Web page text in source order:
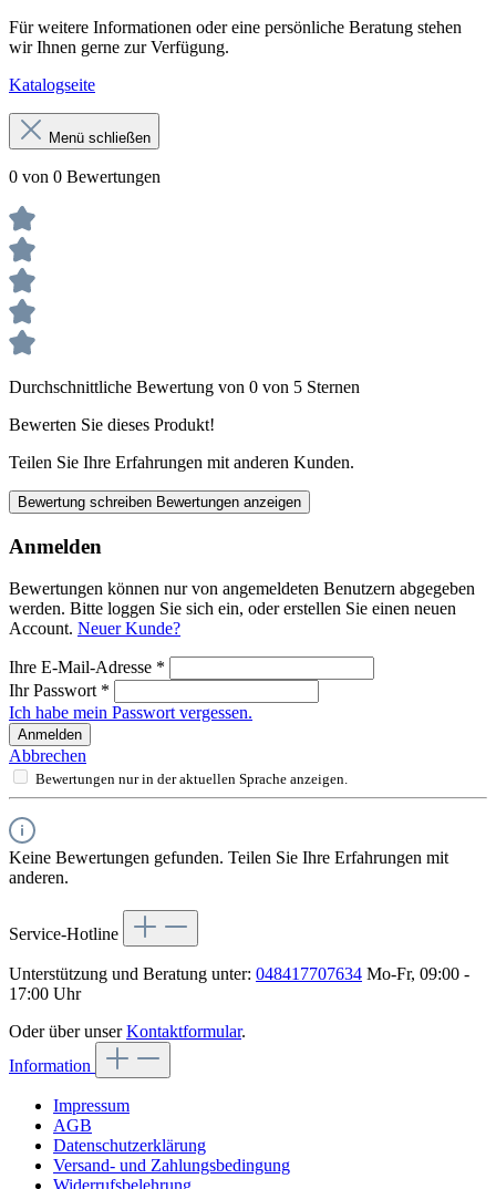
Für weitere Informationen oder eine persönliche Beratung stehen
wir Ihnen gerne zur Verfügung.
Katalogseite
Menü schließen
0 von 0 Bewertungen
Durchschnittliche Bewertung von 0 von 5 Sternen
Bewerten Sie dieses Produkt!
Teilen Sie Ihre Erfahrungen mit anderen Kunden.
Bewertung schreiben Bewertungen anzeigen
Anmelden
Bewertungen können nur von angemeldeten Benutzern abgegeben
werden. Bitte loggen Sie sich ein, oder erstellen Sie einen neuen
Account. Neuer Kunde?
Ihre E-Mail-Adresse *
Ihr Passwort *
Ich habe mein Passwort vergessen.
Anmelden
Abbrechen
Bewertungen nur in der aktuellen Sprache anzeigen.
Keine Bewertungen gefunden. Teilen Sie Ihre Erfahrungen mit
anderen.
Service-Hotline
Unterstützung und Beratung unter: 048417707634 Mo-Fr, 09:00 -
17:00 Uhr
Oder über unserKontaktformular.
Information
Impressum
AGB
Datenschutzerklärung
Versand- und Zahlungsbedingung